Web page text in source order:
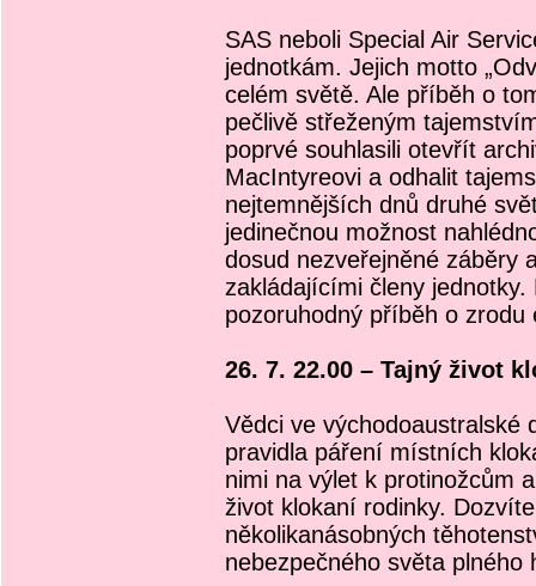
SAS neboli Special Air
jednotkám. Jejich motto
celém světě. Ale příběh o
pečlivě střeženým
poprvé souhlasili otevřít
MacIntyreovi a odhalit
nejtemnějších dnů druhé
jedinečnou možnost
dosud nezveřejněné záběry
zakládajícími členy
pozoruhodný příběh o zrodu
26. 7. 22.00 – Tajný život
Vědci ve východoaustralské
pravidla páření místních
nimi na výlet k protinožcům
život klokaní rodinky.
několikanásobných
nebezpečného světa plného